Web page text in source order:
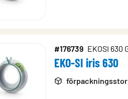
#176739 EKOSI 630
EKO-SI iris 630